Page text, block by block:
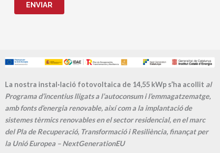
ENVIAR
La nostra instal·lació fotovoltaica de 14,55 kWp s’ha acollit al
Programa d’incentius lligats a l’autoconsum i l’emmagatzematge,
amb fonts d’energia renovable, així com a la implantació de
sistemes tèrmics renovables en el sector residencial, en el marc
del Pla de Recuperació, Transformació i Resiliència, finançat per
la Unió Europea – NextGenerationEU